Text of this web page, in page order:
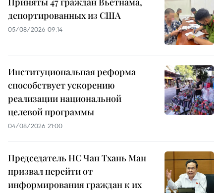
депортированных из США
05/08/2026 09:14
Институциональная реформа
способствует ускорению
реализации национальной
целевой программы
04/08/2026 21:00
Председатель НС Чан Тхань Ман
призвал перейти от
информирования граждан к их